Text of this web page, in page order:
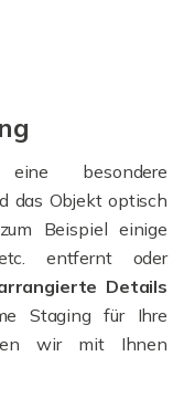
besondere
das Objekt optisch
Beispiel einige
entfernt oder
Details
Staging für Ihre
wir mit Ihnen